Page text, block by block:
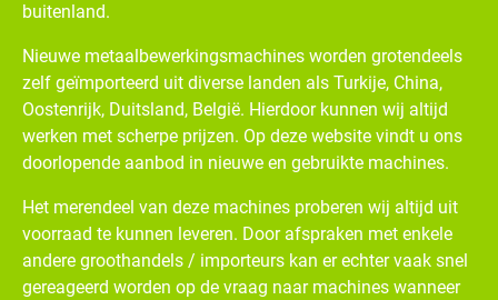
buitenland.
Nieuwe metaalbewerkingsmachines worden grotendeels
zelf geïmporteerd uit diverse landen als Turkije, China,
Oostenrijk, Duitsland, België. Hierdoor kunnen wij altijd
werken met scherpe prijzen. Op deze website vindt u ons
doorlopende aanbod in nieuwe en gebruikte machines.
Het merendeel van deze machines proberen wij altijd uit
voorraad te kunnen leveren. Door afspraken met enkele
andere groothandels / importeurs kan er echter vaak snel
gereageerd worden op de vraag naar machines wanneer